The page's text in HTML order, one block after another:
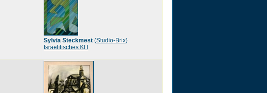
Sylvia Steckmest (Studio-Brix)
Israelitisches KH